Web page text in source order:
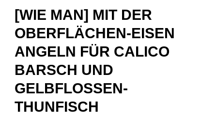
PRÄZISIONSGEFERTIGTE
ROLLEN, RUTEN UND
ANGELZUBEHÖR FÜR
JEDES ABENTEUER
[WIE MAN] MIT DER
OBERFLÄCHEN-EISEN
ANGELN FÜR CALICO
BARSCH UND
GELBFLOSSEN-
THUNFISCH